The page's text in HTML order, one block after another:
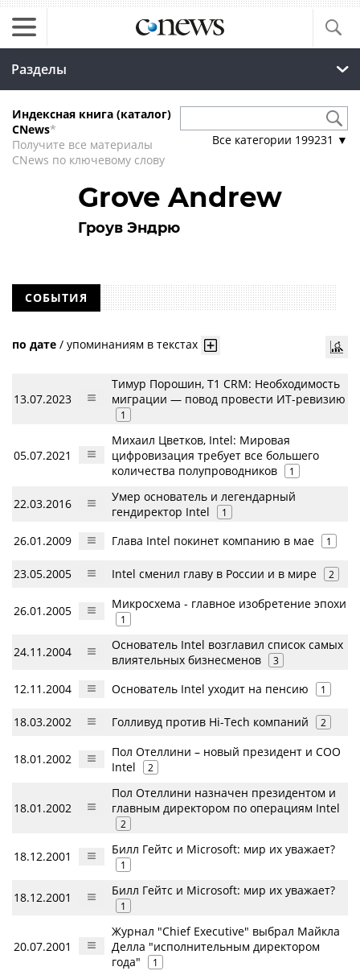
Разделы
Индексная книга (каталог)
CNews*
Получите все материалы
CNews по ключевому слову
Все категории 199231 ▼
Grove Andrew
Гроув Эндрю
СОБЫТИЯ
по дате / упоминаниям в текстах
13.07.2023
Тимур Порошин, Т1 CRM: Необходимость
миграции — повод провести ИТ-ревизию
1
05.07.2021
Михаил Цветков, Intel: Мировая
цифровизация требует все большего
количества полупроводников
1
22.03.2016
Умер основатель и легендарный
гендиректор Intel
1
26.01.2009 Глава Intel покинет компанию в мае 1
23.05.2005 Intel сменил главу в России и в мире 2
26.01.2005 Микросхема - главное изобретение эпохи
1
24.11.2004
Основатель Intel возглавил список самых
влиятельных бизнесменов
3
12.11.2004 Основатель Intel уходит на пенсию 1
18.03.2002 Голливуд против Hi-Tech компаний 2
18.01.2002
Пол Отеллини – новый президент и COO
Intel
2
18.01.2002
Пол Отеллини назначен президентом и
главным директором по операциям Intel
2
18.12.2001 Билл Гейтс и Microsoft: мир их уважает?
1
18.12.2001 Билл Гейтс и Microsoft: мир их уважает?
1
20.07.2001
Журнал "Chief Executive" выбрал Майкла
Делла "исполнительным директором
года"
1